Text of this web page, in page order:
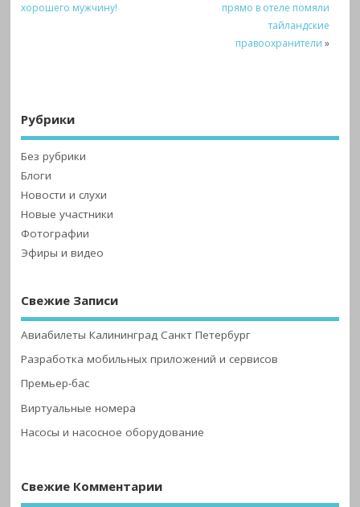
хорошего мужчину!
прямо в отеле помяли
тайландские
правоохранители »
Рубрики
Без рубрики
Блоги
Новости и слухи
Новые участники
Фотографии
Эфиры и видео
Свежие Записи
Авиабилеты Калининград Санкт Петербург
Разработка мобильных приложений и сервисов
Премьер-бас
Виртуальные номера
Насосы и насосное оборудование
Свежие Комментарии